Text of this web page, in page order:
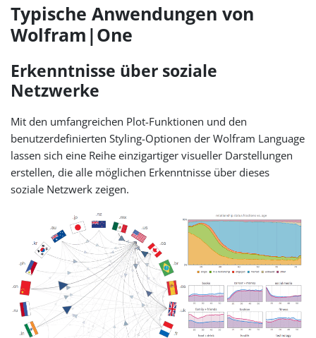
Typische Anwendungen von
Wolfram|One
Erkenntnisse über soziale
Netzwerke
Mit den umfangreichen Plot-Funktionen und den
benutzerdefinierten Styling-Optionen der Wolfram Language
lassen sich eine Reihe einzigartiger visueller Darstellungen
erstellen, die alle möglichen Erkenntnisse über dieses
soziale Netzwerk zeigen.